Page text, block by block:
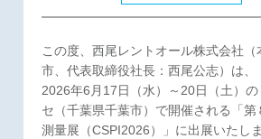
この度、西尾レントオール株式会社（
市、代表取締役社長：西尾公志）は、
2026年6月17日（水）～20日（土）
セ（千葉県千葉市）で開催される「第
測量展（CSPI2026）」に出展いたしま